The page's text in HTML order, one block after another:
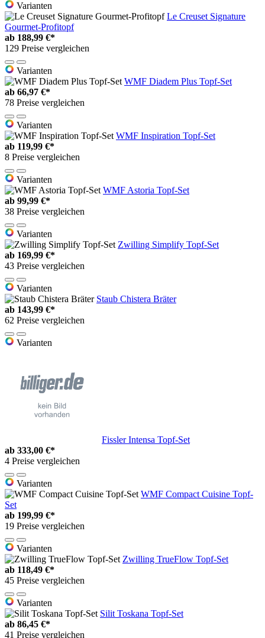
Varianten
Le Creuset Signature
Gourmet-Profitopf
ab 188,99 €*
129 Preise vergleichen
Varianten
WMF Diadem Plus Topf-Set
ab 66,97 €*
78 Preise vergleichen
Varianten
WMF Inspiration Topf-Set
ab 119,99 €*
8 Preise vergleichen
Varianten
WMF Astoria Topf-Set
ab 99,99 €*
38 Preise vergleichen
Varianten
Zwilling Simplify Topf-Set
ab 169,99 €*
43 Preise vergleichen
Varianten
Staub Chistera Bräter
ab 143,99 €*
62 Preise vergleichen
Varianten
Fissler Intensa Topf-Set
ab 333,00 €*
4 Preise vergleichen
Varianten
WMF Compact Cuisine Topf-
Set
ab 199,99 €*
19 Preise vergleichen
Varianten
Zwilling TrueFlow Topf-Set
ab 118,49 €*
45 Preise vergleichen
Varianten
Silit Toskana Topf-Set
ab 86,45 €*
41 Preise vergleichen